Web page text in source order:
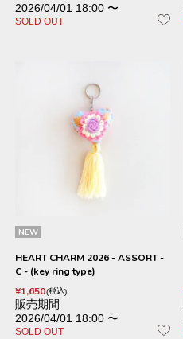
2026/04/01 18:00 〜
SOLD OUT
NEW
HEART CHARM 2026 - ASSORT -
C - (key ring type)
¥1,650 税込
販売期間
2026/04/01 18:00 〜
SOLD OUT